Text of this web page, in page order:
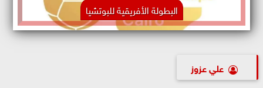
البطولة الأفريقية للبوتشيا
علي عزوز